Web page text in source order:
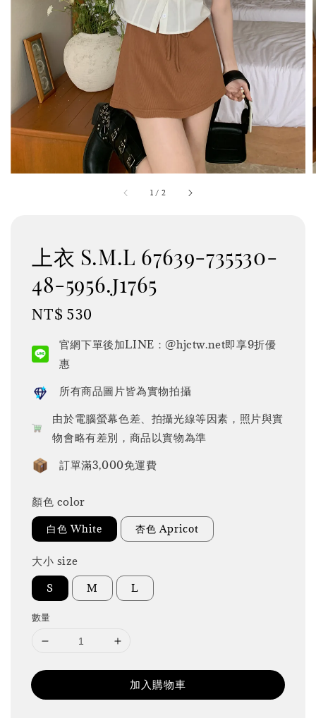
1 / 2
上衣 S.M.L 67639-735530-
48-5956.j1765
Regular
NT$ 530
官網下單後加LINE：@hjctw.net即享9折優
惠
所有商品圖片皆為實物拍攝
由於電腦螢幕色差、拍攝光線等因素，照片與實
物會略有差別，商品以實物為準
訂單滿3,000免運費
顏色 color
白色 White 杏色 Apricot
大小 size
S M L
數量
加入購物車